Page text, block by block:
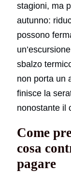
stagioni, ma
autunno:
possono
sbalzo
non porta un
finisce la
nonostante il
Come
cosa
pagare